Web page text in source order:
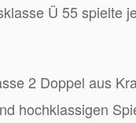
Ü 55 spielte
2 Doppel aus
hochklassigen